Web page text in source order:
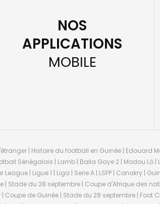
NOS
APPLICATIONS
MOBILE
| Histoire du football en Guinée | Edouard
Sénégalais | Lamb | Balla Gaye 2 | Modou Lô |
| Ligue 1 | Liga | Serie A | LSFP | Conakry |
Stade du 28 septembre | Coupe d'Afrique des
| Coupe de Guinée | Stade du 28 septembre | Foot